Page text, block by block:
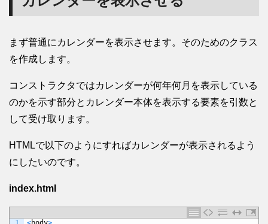
まず普通にカレンダーを表示させます。そのためのクラス
を作成します。
コンストラクタではカレンダーが何年何月を表示している
のかを示す部分とカレンダー本体を表示する要素を引数と
して受け取ります。
HTMLで以下のようにすればカレンダーが表示されるよう
にしたいのです。
index.html